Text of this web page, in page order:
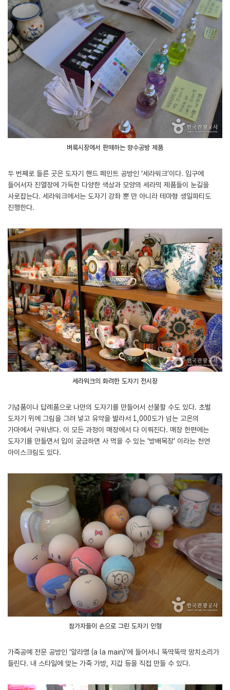
벼룩시장에서 판매하는 향수공방 제품
두 번째로 들른 곳은 도자기 핸드 페인트 공방인 ‘세라워크’이다. 입구에
들어서자 진열장에 가득한 다양한 색상과 모양의 세라믹 제품들이 눈길을
사로잡는다. 세라워크에서는 도자기 강좌 뿐 만 아니라 테마형 생일파티도
진행한다.
세라워크의 화려한 도자기 전시장
기념품이나 답례품으로 나만의 도자기를 만들어서 선물할 수도 있다. 초벌
도자기 위에 그림을 그려 넣고 유약을 발라서 1,000도가 넘는 고온의
가마에서 구워낸다. 이 모든 과정이 매장에서 다 이뤄진다. 매장 한편에는
도자기를 만들면서 입이 궁금하면 사 먹을 수 있는 ‘방배목장’ 이라는 천연
아이스크림도 있다.
참가자들이 손으로 그린 도자기 인형
가죽공예 전문 공방인 ‘알라맹 (a la main)’에 들어서니 뚝딱뚝딱 망치소리가
들린다. 내 스타일에 맞는 가죽 가방, 지갑 등을 직접 만들 수 있다.